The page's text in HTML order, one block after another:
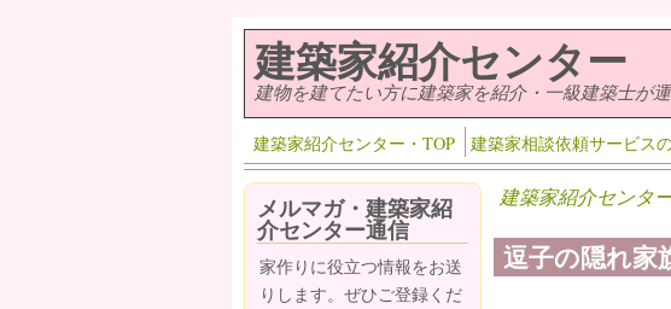
建築家紹介センター
建物を建てたい方に建築家を紹介・一級建築士が
建築家紹介センター・TOP 建築家相談依頼サービス
建築家紹介センタ
逗子の隠れ家
メルマガ・建築家紹
介センター通信
家作りに役立つ情報をお送
りします。ぜひご登録くだ